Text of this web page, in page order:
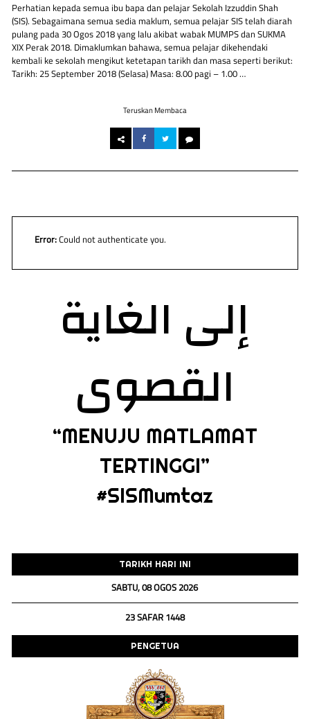
Perhatian kepada semua ibu bapa dan pelajar Sekolah Izzuddin Shah
(SIS). Sebagaimana semua sedia maklum, semua pelajar SIS telah diarah
pulang pada 30 Ogos 2018 yang lalu akibat wabak MUMPS dan SUKMA
XIX Perak 2018. Dimaklumkan bahawa, semua pelajar dikehendaki
kembali ke sekolah mengikut ketetapan tarikh dan masa seperti berikut:
Tarikh: 25 September 2018 (Selasa) Masa: 8.00 pagi – 1.00 …
Teruskan Membaca
Error:Could not authenticate you.
إلى الغاية
القصوى
“MENUJU MATLAMAT
TERTINGGI”
#SISMumtaz
TARIKH HARI INI
SABTU, 08 OGOS 2026
23 SAFAR 1448
PENGETUA